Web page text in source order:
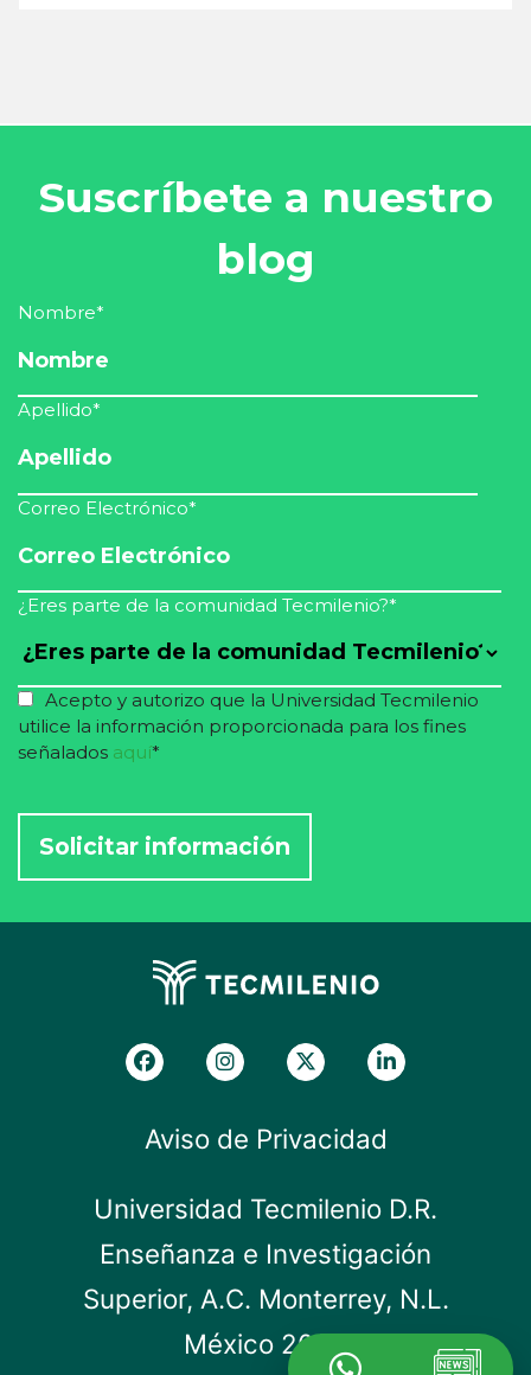
Suscríbete a nuestro
blog
Nombre*
Apellido*
Correo Electrónico*
¿Eres parte de la comunidad Tecmilenio?*
Acepto y autorizo que la Universidad Tecmilenio
utilice la información proporcionada para los fines
señalados aquí*
Aviso de Privacidad
Universidad Tecmilenio D.R.
Enseñanza e Investigación
Superior, A.C. Monterrey, N.L.
México 2019.